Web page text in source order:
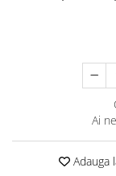
Pistol pentru
Pompă, hidrofor
Presostate/
Prelate și Folii de
Prelungitoare
Ai
Adauga